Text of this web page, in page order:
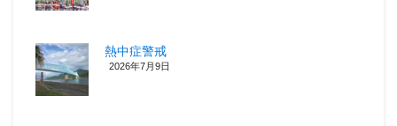
熱中症警戒
2026年7月9日